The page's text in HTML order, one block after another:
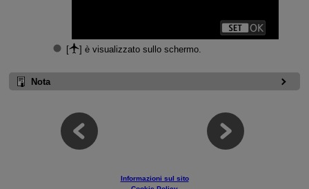
[ ] è visualizzato sullo schermo.
Nota
Informazioni sul sito